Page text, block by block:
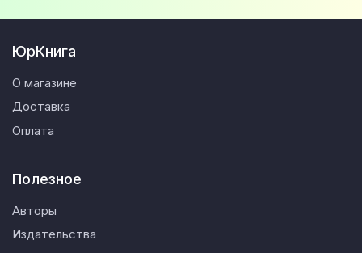
ЮрКнига
О магазине
Доставка
Оплата
Полезное
Авторы
Издательства